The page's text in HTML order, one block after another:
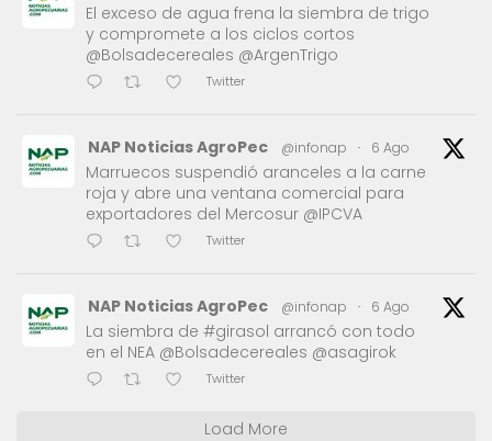
El exceso de agua frena la siembra de trigo
y compromete a los ciclos cortos
@Bolsadecereales @ArgenTrigo
Twitter
NAP Noticias AgroPec @infonap · 6 Ago
Marruecos suspendió aranceles a la carne
roja y abre una ventana comercial para
exportadores del Mercosur @IPCVA
Twitter
NAP Noticias AgroPec @infonap · 6 Ago
La siembra de #girasol arrancó con todo
en el NEA @Bolsadecereales @asagirok
Twitter
Load More